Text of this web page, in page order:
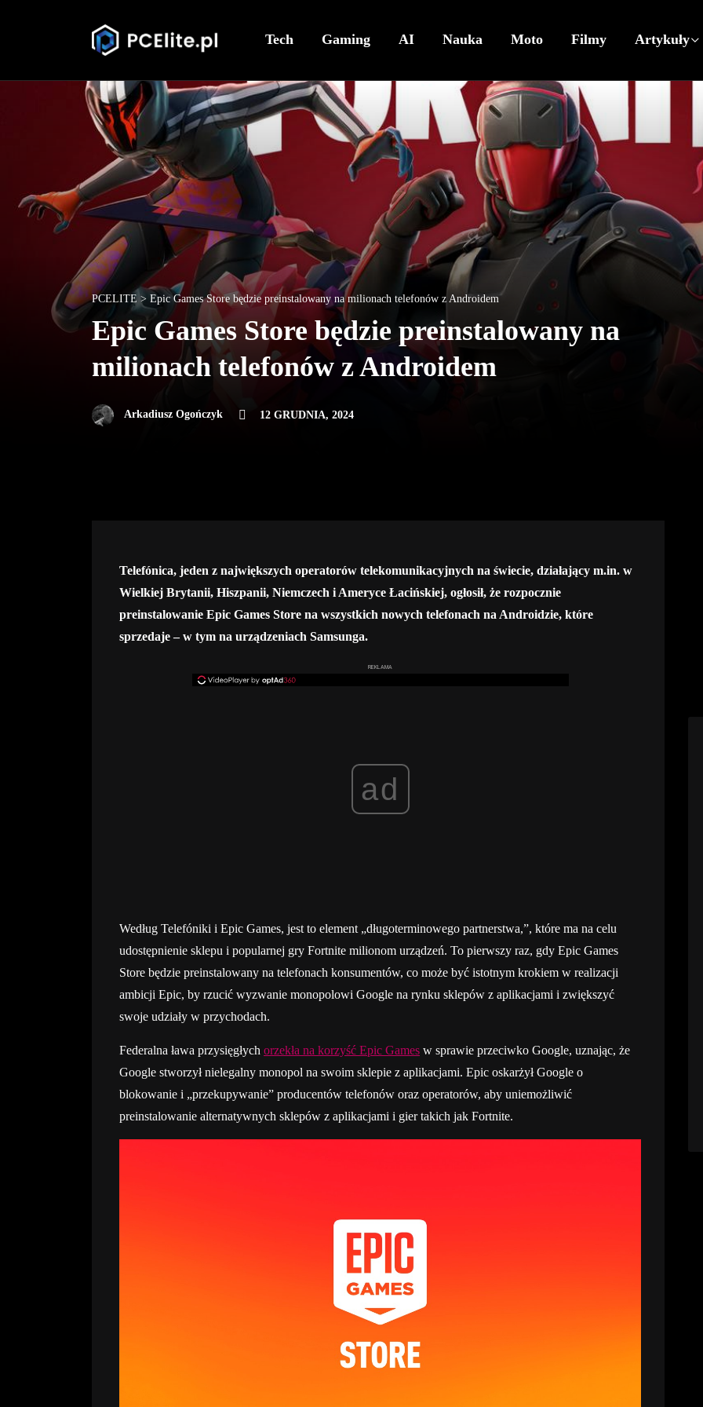
Tech Gaming AI Nauka Moto Filmy Artykuły
PCELITE > Epic Games Store będzie preinstalowany na milionach telefonów z Androidem
Epic Games Store będzie preinstalowany na
milionach telefonów z Androidem
Arkadiusz Ogończyk 12 GRUDNIA, 2024
Telefónica, jeden z największych operatorów telekomunikacyjnych na świecie, działający m.in. w
Wielkiej Brytanii, Hiszpanii, Niemczech i Ameryce Łacińskiej, ogłosił, że rozpocznie
preinstalowanie Epic Games Store na wszystkich nowych telefonach na Androidzie, które
sprzedaje – w tym na urządzeniach Samsunga.
REKLAMA
ad
Według Telefóniki i Epic Games, jest to element „długoterminowego partnerstwa,”, które ma na celu
udostępnienie sklepu i popularnej gry Fortnite milionom urządzeń. To pierwszy raz, gdy Epic Games
Store będzie preinstalowany na telefonach konsumentów, co może być istotnym krokiem w realizacji
ambicji Epic, by rzucić wyzwanie monopolowi Google na rynku sklepów z aplikacjami i zwiększyć
swoje udziały w przychodach.
Federalna ława przysięgłych orzekła na korzyść Epic Games w sprawie przeciwko Google, uznając, że
Google stworzył nielegalny monopol na swoim sklepie z aplikacjami. Epic oskarżył Google o
blokowanie i „przekupywanie” producentów telefonów oraz operatorów, aby uniemożliwić
preinstalowanie alternatywnych sklepów z aplikacjami i gier takich jak Fortnite.